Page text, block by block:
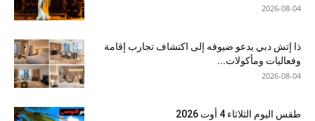
2026-08-04
ذا إتش دبي يدعو ضيوفه إلى اكتشاف تجارب إقامة
وفعاليات ومأكولات...
2026-08-04
طقس اليوم الثلاثاء 4 أوت 2026